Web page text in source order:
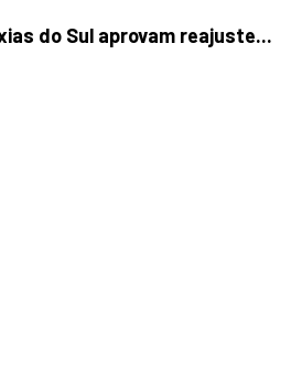
do Sul aprovam reajuste...